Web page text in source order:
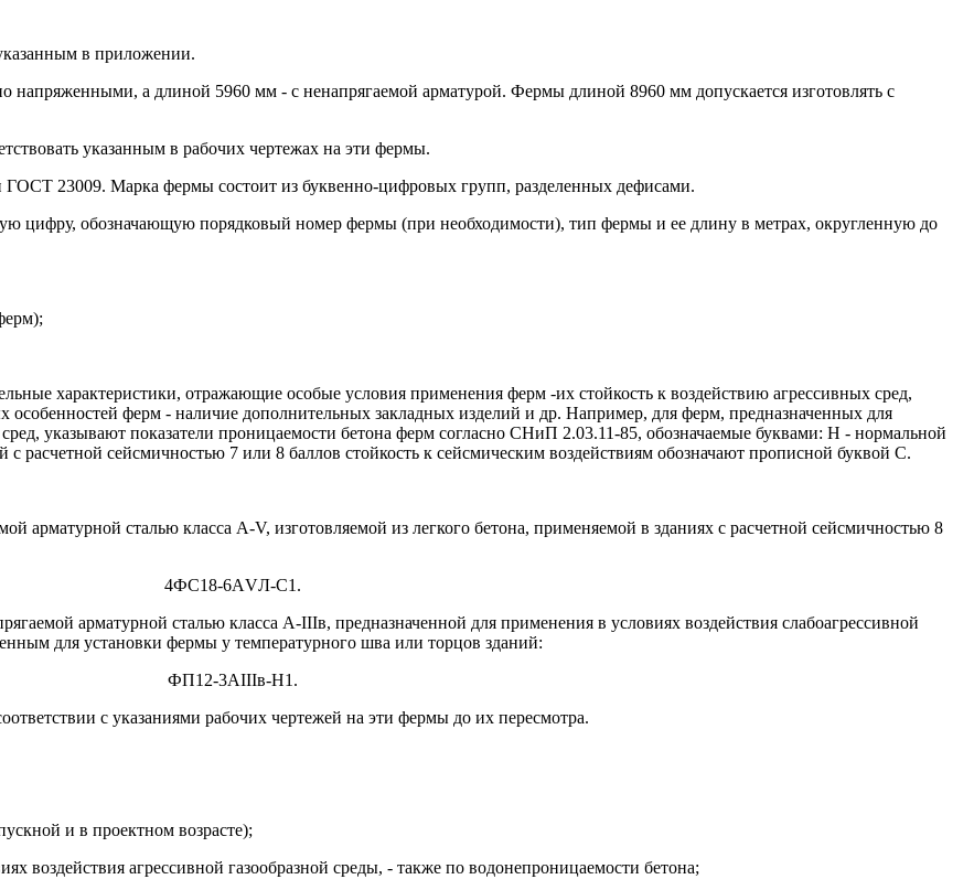
в приложении.
напряженными, а длиной 5960 мм - с ненапрягаемой арматурой. Фермы длиной 8960 мм допускается изготовлять с
указанным в рабочих чертежах на эти фермы.
23009. Марка фермы состоит из буквенно-цифровых групп, разделенных дефисами.
цифру, обозначающую порядковый номер фермы (при необходимости), тип фермы и ее длину в метрах, округленную до
характеристики, отражающие особые условия применения ферм -их стойкость к воздействию агрессивных сред,
особенностей ферм - наличие дополнительных закладных изделий и др. Например, для ферм, предназначенных для
указывают показатели проницаемости бетона ферм согласно СНиП 2.03.11-85, обозначаемые буквами: Н - нормальной
сейсмичностью 7 или 8 баллов стойкость к сейсмическим воздействиям обозначают прописной буквой С.
арматурной сталью класса А-V, изготовляемой из легкого бетона, применяемой в зданиях с расчетной сейсмичностью 8
4ФС18-6АVЛ-С1.
арматурной сталью класса А-IIIв, предназначенной для применения в условиях воздействия слабоагрессивной
для установки фермы у температурного шва или торцов зданий:
ФП12-3АIIIв-Н1.
с указаниями рабочих чертежей на эти фермы до их пересмотра.
и в проектном возрасте);
воздействия агрессивной газообразной среды, - также по водонепроницаемости бетона;